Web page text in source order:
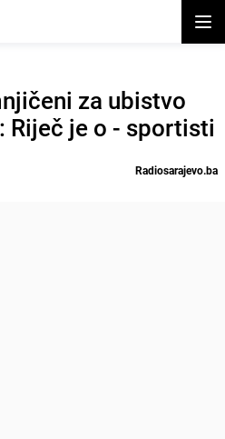
za ubistvo
Riječ je o - sportisti
Radiosarajevo.ba